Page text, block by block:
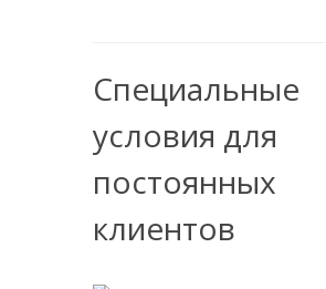
Специальные
условия для
постоянных
клиентов